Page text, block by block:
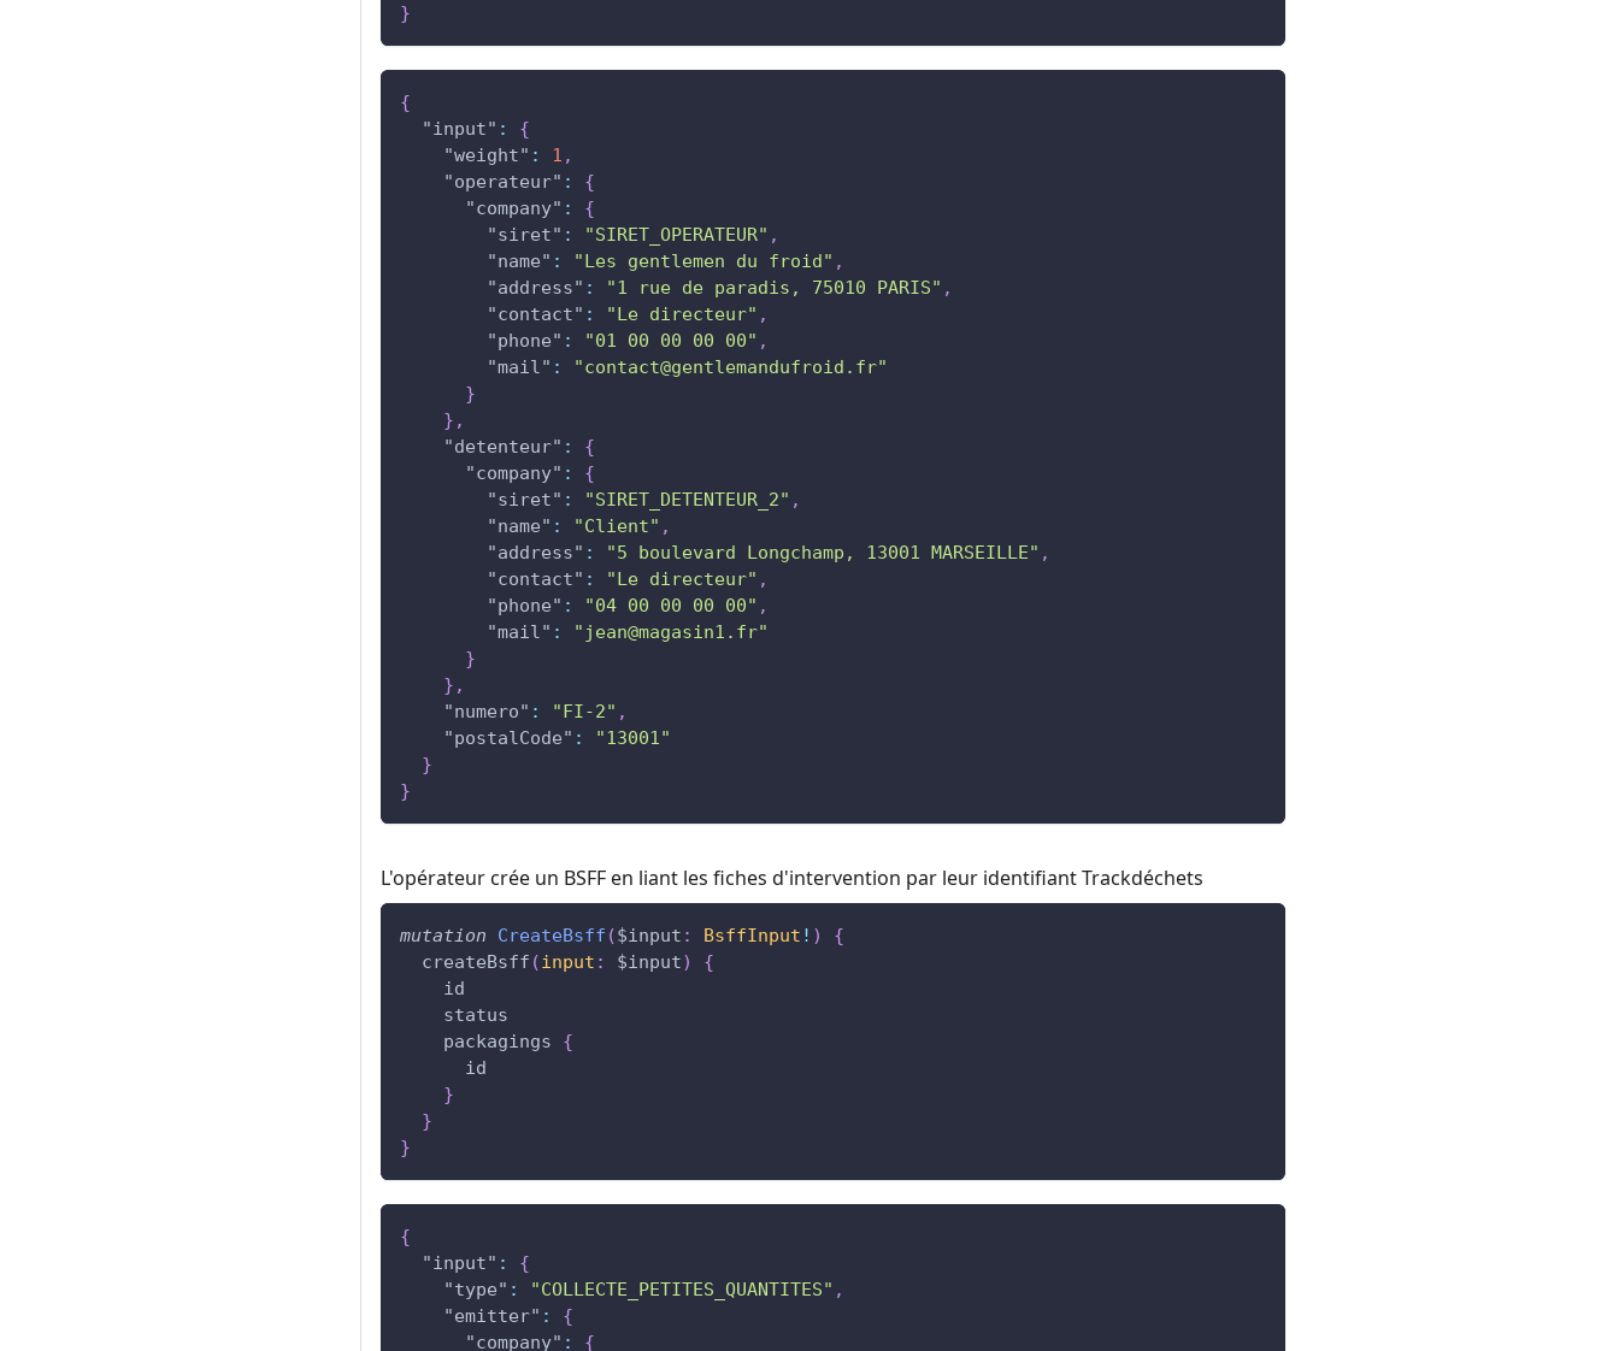
}
{
"input" :
{
"weight" : 1 ,
"operateur" :
{
"company" :
{
"siret" : "SIRET_OPERATEUR" ,
"name" : "Les gentlemen du froid" ,
"address" : "1 rue de paradis, 75010 PARIS" ,
"contact" : "Le directeur" ,
"phone" : "01 00 00 00 00" ,
"mail" :
"contact@gentlemandufroid.fr"
}
} ,
"detenteur" :
{
"company" :
{
"siret" : "SIRET_DETENTEUR_2" ,
"name" : "Client" ,
"address" : "5 boulevard Longchamp, 13001 MARSEILLE" ,
"contact" : "Le directeur" ,
"phone" : "04 00 00 00 00" ,
"mail" :
"jean@magasin1.fr"
}
} ,
"numero" : "FI-2" ,
"postalCode" :
"13001"
}
}
L'opérateur crée un BSFF en liant les fiches d'intervention par leur identifiant Trackdéchets
mutation CreateBsff ($input : BsffInput ! )
{
createBsff (input : $input)
{
id
status
packagings
{
id
}
}
}
{
"input" :
{
"type" : "COLLECTE_PETITES_QUANTITES" ,
"emitter" :
{
"company" :
{